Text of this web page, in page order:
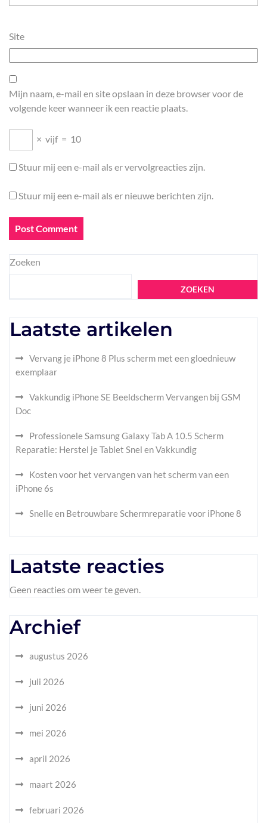
Site
Mijn naam, e-mail en site opslaan in deze browser voor de
volgende keer wanneer ik een reactie plaats.
× vijf = 10
Stuur mij een e-mail als er vervolgreacties zijn.
Stuur mij een e-mail als er nieuwe berichten zijn.
Zoeken
ZOEKEN
Laatste artikelen
Vervang je iPhone 8 Plus scherm met een gloednieuw
exemplaar
Vakkundig iPhone SE Beeldscherm Vervangen bij GSM
Doc
Professionele Samsung Galaxy Tab A 10.5 Scherm
Reparatie: Herstel je Tablet Snel en Vakkundig
Kosten voor het vervangen van het scherm van een
iPhone 6s
Snelle en Betrouwbare Schermreparatie voor iPhone 8
Laatste reacties
Geen reacties om weer te geven.
Archief
augustus 2026
juli 2026
juni 2026
mei 2026
april 2026
maart 2026
februari 2026